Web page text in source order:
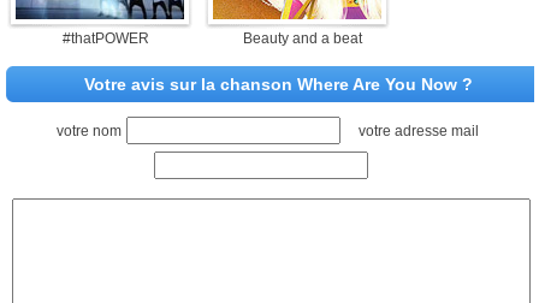
#thatPOWER Beauty and a beat
Votre avis sur la chanson Where Are You Now ?
votre nom votre adresse mail